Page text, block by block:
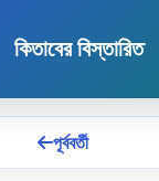
কিতাবের বিস্তারিত
পূর্ববর্তী